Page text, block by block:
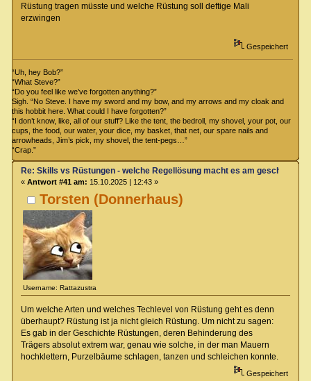
Rüstung tragen müsste und welche Rüstung soll deftige Mali
erzwingen
Gespeichert
“Uh, hey Bob?”
“What Steve?”
“Do you feel like we’ve forgotten anything?”
Sigh. “No Steve. I have my sword and my bow, and my arrows and my cloak and
this hobbit here. What could I have forgotten?”
“I don’t know, like, all of our stuff? Like the tent, the bedroll, my shovel, your pot, our
cups, the food, our water, your dice, my basket, that net, our spare nails and
arrowheads, Jim’s pick, my shovel, the tent-pegs…”
“Crap.”
Torsten (Donnerhaus)
Username: Rattazustra
Re: Skills vs Rüstungen - welche Regellösung macht es am
« Antwort #41 am: 15.10.2025 | 12:43 »
Um welche Arten und welches Techlevel von Rüstung geht es denn
überhaupt? Rüstung ist ja nicht gleich Rüstung. Um nicht zu sagen:
Es gab in der Geschichte Rüstungen, deren Behinderung des
Trägers absolut extrem war, genau wie solche, in der man Mauern
hochklettern, Purzelbäume schlagen, tanzen und schleichen konnte.
Gespeichert